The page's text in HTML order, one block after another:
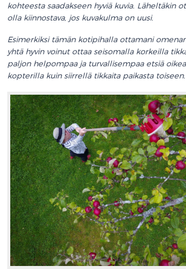
kohteesta saadakseen hyviä kuvia. Läheltäkin
olla kiinnostava, jos kuvakulma on uusi.
Esimerkiksi tämän kotipihalla ottamani
yhtä hyvin voinut ottaa seisomalla korkeilla
paljon helpompaa ja turvallisempaa etsiä
kopterilla kuin siirrellä tikkaita paikasta toiseen.